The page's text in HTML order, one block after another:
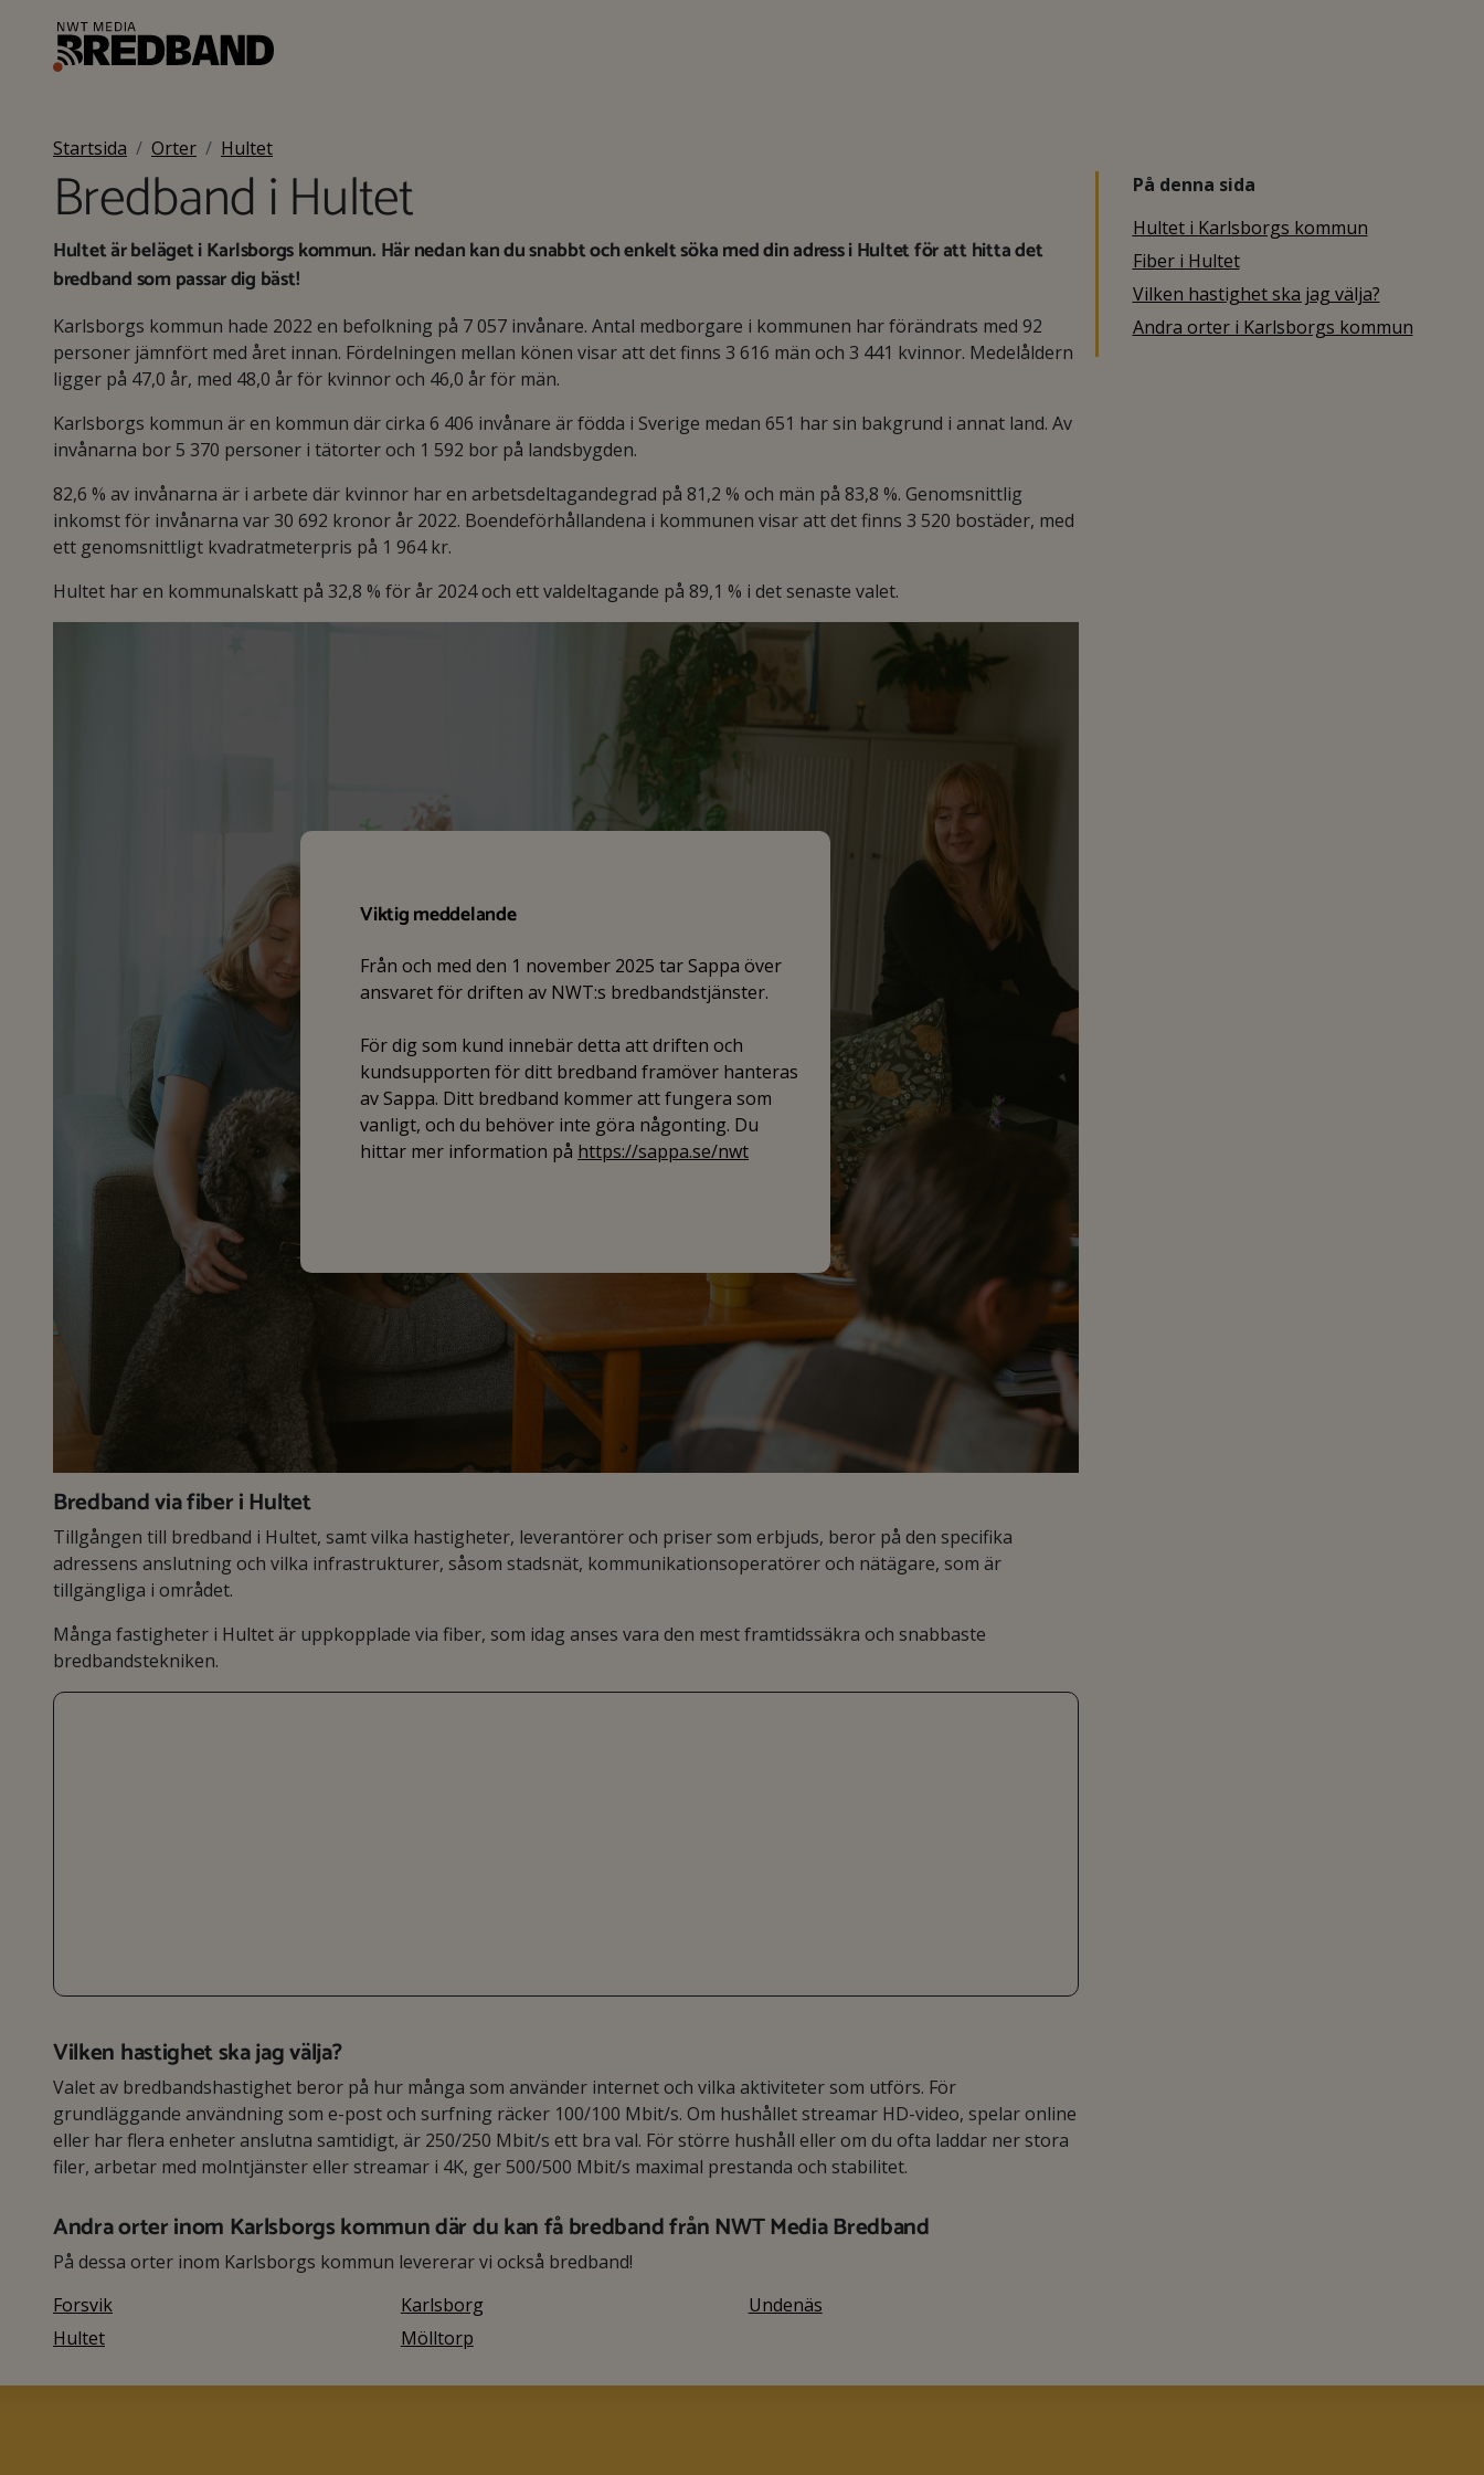
Startsida Orter Hultet
Bredband i Hultet
Hultet är beläget i Karlsborgs kommun. Här nedan kan du snabbt och enkelt söka med din adress i Hultet för att hitta det
bredband som passar dig bäst!
Karlsborgs kommun hade 2022 en befolkning på 7 057 invånare. Antal medborgare i kommunen har förändrats med 92
personer jämnfört med året innan. Fördelningen mellan könen visar att det finns 3 616 män och 3 441 kvinnor. Medelåldern
ligger på 47,0 år, med 48,0 år för kvinnor och 46,0 år för män.
Karlsborgs kommun är en kommun där cirka 6 406 invånare är födda i Sverige medan 651 har sin bakgrund i annat land. Av
invånarna bor 5 370 personer i tätorter och 1 592 bor på landsbygden.
82,6 % av invånarna är i arbete där kvinnor har en arbetsdeltagandegrad på 81,2 % och män på 83,8 %. Genomsnittlig
inkomst för invånarna var 30 692 kronor år 2022. Boendeförhållandena i kommunen visar att det finns 3 520 bostäder, med
ett genomsnittligt kvadratmeterpris på 1 964 kr.
Hultet har en kommunalskatt på 32,8 % för år 2024 och ett valdeltagande på 89,1 % i det senaste valet.
Viktig meddelande
Från och med den 1 november 2025 tar Sappa över
ansvaret för driften av NWT:s bredbandstjänster.
För dig som kund innebär detta att driften och
kundsupporten för ditt bredband framöver hanteras
av Sappa. Ditt bredband kommer att fungera som
vanligt, och du behöver inte göra någonting. Du
hittar mer information på https://sappa.se/nwt
Bredband via fiber i Hultet
Tillgången till bredband i Hultet, samt vilka hastigheter, leverantörer och priser som erbjuds, beror på den specifika
adressens anslutning och vilka infrastrukturer, såsom stadsnät, kommunikationsoperatörer och nätägare, som är
tillgängliga i området.
Många fastigheter i Hultet är uppkopplade via fiber, som idag anses vara den mest framtidssäkra och snabbaste
bredbandstekniken.
Vilken hastighet ska jag välja?
Valet av bredbandshastighet beror på hur många som använder internet och vilka aktiviteter som utförs. För
grundläggande användning som e-post och surfning räcker 100/100 Mbit/s. Om hushållet streamar HD-video, spelar online
eller har flera enheter anslutna samtidigt, är 250/250 Mbit/s ett bra val. För större hushåll eller om du ofta laddar ner stora
filer, arbetar med molntjänster eller streamar i 4K, ger 500/500 Mbit/s maximal prestanda och stabilitet.
Andra orter inom Karlsborgs kommun där du kan få bredband från NWT Media Bredband
På dessa orter inom Karlsborgs kommun levererar vi också bredband!
Forsvik
Hultet
Karlsborg
Mölltorp
Undenäs
På denna sida
Hultet i Karlsborgs kommun
Fiber i Hultet
Vilken hastighet ska jag välja?
Andra orter i Karlsborgs kommun